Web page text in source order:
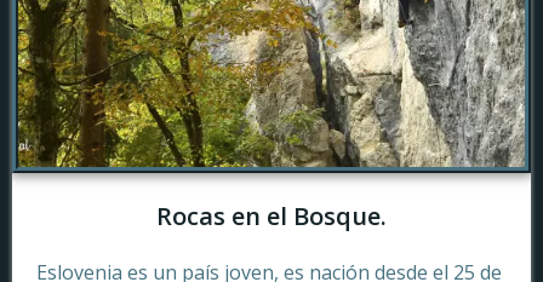
Rocas en el Bosque.
Eslovenia es un país joven, es nación desde el 25 de